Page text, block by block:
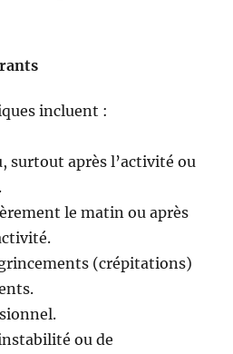
incluent :
surtout après l’activité ou
le matin ou après
(crépitations)
ou de